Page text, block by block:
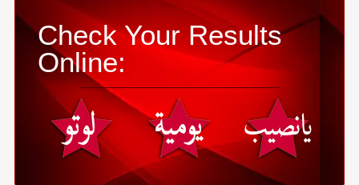
Check Your Results
Online: